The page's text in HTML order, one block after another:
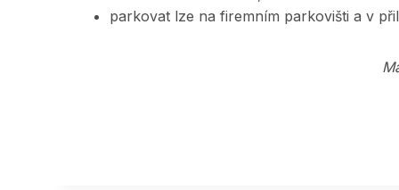
parkovat lze na firemním parkovišti a v